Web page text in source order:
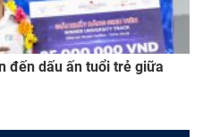
đến dấu ấn tuổi trẻ giữa